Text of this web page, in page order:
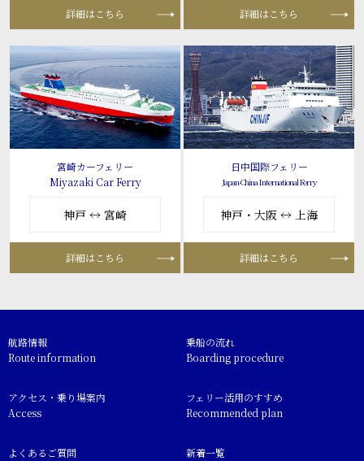
詳細はこちら 詳細はこちら
宮崎カーフェリー
Miyazaki Car Ferry
神戸 ↔ 宮崎
詳細はこちら
日中国際フェリー
Japan-China International Ferry
神戸・大阪 ↔ 上海
詳細はこちら
航路情報
Route information
乗船の流れ
Boarding procedure
アクセス・乗り場案内
Access
フェリー活用のすすめ
Recommended plan
よくあるご質問 新着一覧